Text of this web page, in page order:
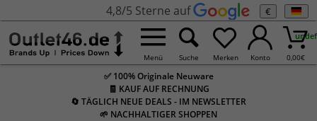
4,8/5 Sterne auf €
Menü Suche Merken Konto 0,00€
✅ 100% Originale Neuware
🧾 KAUF AUF RECHNUNG
🔄 TÄGLICH NEUE DEALS - IM NEWSLETTER
🌱 NACHHALTIGER SHOPPEN